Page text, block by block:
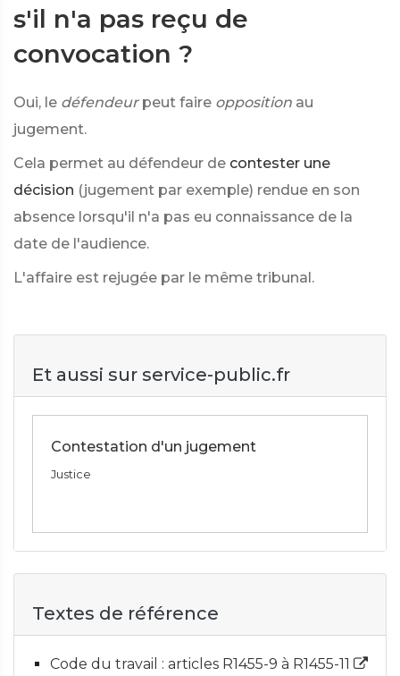
s'il n'a pas reçu de
convocation ?
Oui, le défendeur peut faire opposition au
jugement.
Cela permet au défendeur de contester une
décision (jugement par exemple) rendue en son
absence lorsqu'il n'a pas eu connaissance de la
date de l'audience.
L'affaire est rejugée par le même tribunal.
Et aussi sur service-public.fr
Contestation d'un jugement
Justice
Textes de référence
Code du travail : articles R1455-9 à R1455-11